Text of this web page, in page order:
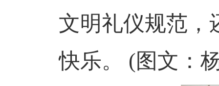
文明礼仪规范，
快乐。 (图文：